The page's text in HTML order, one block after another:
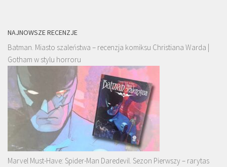
NAJNOWSZE RECENZJE
Batman. Miasto szaleństwa – recenzja komiksu Christiana Warda |
Gotham w stylu horroru
Marvel Must-Have: Spider-Man Daredevil. Sezon Pierwszy – rarytas